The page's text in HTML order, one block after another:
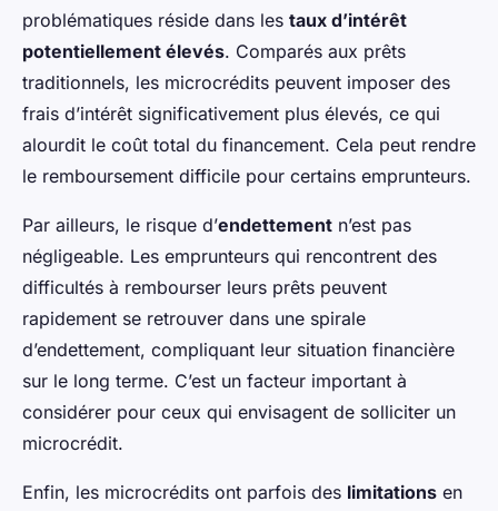
problématiques réside dans les taux d’intérêt
potentiellement élevés. Comparés aux prêts
traditionnels, les microcrédits peuvent imposer des
frais d’intérêt significativement plus élevés, ce qui
alourdit le coût total du financement. Cela peut rendre
le remboursement difficile pour certains emprunteurs.
Par ailleurs, le risque d’endettement n’est pas
négligeable. Les emprunteurs qui rencontrent des
difficultés à rembourser leurs prêts peuvent
rapidement se retrouver dans une spirale
d’endettement, compliquant leur situation financière
sur le long terme. C’est un facteur important à
considérer pour ceux qui envisagent de solliciter un
microcrédit.
Enfin, les microcrédits ont parfois des limitations en